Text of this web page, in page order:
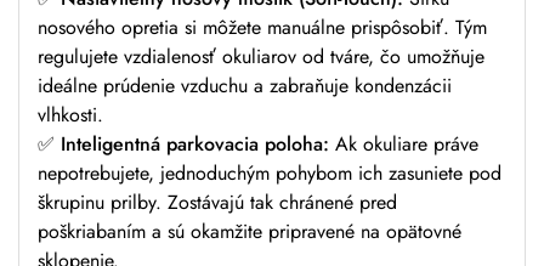
nosového opretia si môžete manuálne prispôsobiť. Tým
regulujete vzdialenosť okuliarov od tváre, čo umožňuje
ideálne prúdenie vzduchu a zabraňuje kondenzácii
vlhkosti.
✅ Inteligentná parkovacia poloha: Ak okuliare práve
nepotrebujete, jednoduchým pohybom ich zasuniete pod
škrupinu prilby. Zostávajú tak chránené pred
poškriabaním a sú okamžite pripravené na opätovné